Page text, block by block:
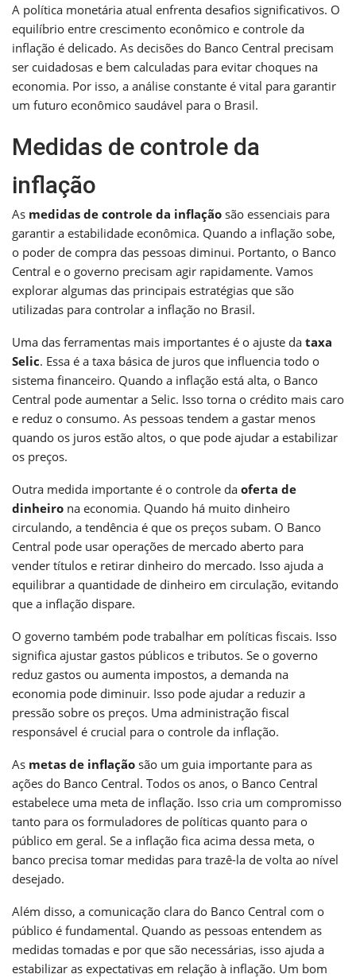
A política monetária atual enfrenta desafios significativos. O
equilíbrio entre crescimento econômico e controle da
inflação é delicado. As decisões do Banco Central precisam
ser cuidadosas e bem calculadas para evitar choques na
economia. Por isso, a análise constante é vital para garantir
um futuro econômico saudável para o Brasil.
Medidas de controle da
inflação
As medidas de controle da inflação são essenciais para
garantir a estabilidade econômica. Quando a inflação sobe,
o poder de compra das pessoas diminui. Portanto, o Banco
Central e o governo precisam agir rapidamente. Vamos
explorar algumas das principais estratégias que são
utilizadas para controlar a inflação no Brasil.
Uma das ferramentas mais importantes é o ajuste da taxa
Selic. Essa é a taxa básica de juros que influencia todo o
sistema financeiro. Quando a inflação está alta, o Banco
Central pode aumentar a Selic. Isso torna o crédito mais caro
e reduz o consumo. As pessoas tendem a gastar menos
quando os juros estão altos, o que pode ajudar a estabilizar
os preços.
Outra medida importante é o controle da oferta de
dinheiro na economia. Quando há muito dinheiro
circulando, a tendência é que os preços subam. O Banco
Central pode usar operações de mercado aberto para
vender títulos e retirar dinheiro do mercado. Isso ajuda a
equilibrar a quantidade de dinheiro em circulação, evitando
que a inflação dispare.
O governo também pode trabalhar em políticas fiscais. Isso
significa ajustar gastos públicos e tributos. Se o governo
reduz gastos ou aumenta impostos, a demanda na
economia pode diminuir. Isso pode ajudar a reduzir a
pressão sobre os preços. Uma administração fiscal
responsável é crucial para o controle da inflação.
As metas de inflação são um guia importante para as
ações do Banco Central. Todos os anos, o Banco Central
estabelece uma meta de inflação. Isso cria um compromisso
tanto para os formuladores de políticas quanto para o
público em geral. Se a inflação fica acima dessa meta, o
banco precisa tomar medidas para trazê-la de volta ao nível
desejado.
Além disso, a comunicação clara do Banco Central com o
público é fundamental. Quando as pessoas entendem as
medidas tomadas e por que são necessárias, isso ajuda a
estabilizar as expectativas em relação à inflação. Um bom